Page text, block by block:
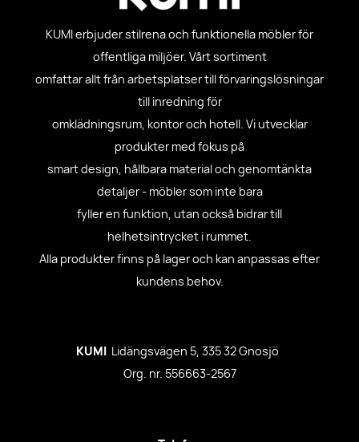
KUMI erbjuder stilrena och funktionella möbler för
offentliga miljöer. Vårt sortiment
omfattar allt från arbetsplatser till förvaringslösningar
till inredning för
omklädningsrum, kontor och hotell. Vi utvecklar
produkter med fokus på
smart design, hållbara material och genomtänkta
detaljer - möbler som inte bara
fyller en funktion, utan också bidrar till
helhetsintrycket i rummet.
Alla produkter finns på lager och kan anpassas efter
kundens behov.
KUMI
Lidängsvägen 5, 335 32 Gnosjö
Org. nr. 556663-2567